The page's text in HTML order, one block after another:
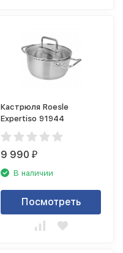
Кастрюля Roesle
Expertiso 91944
9 990₽
В наличии
Посмотреть